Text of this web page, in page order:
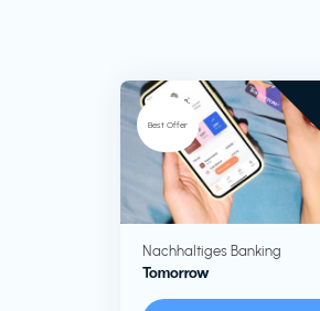
Best Offer
Nachhaltiges Banking
Tomorrow